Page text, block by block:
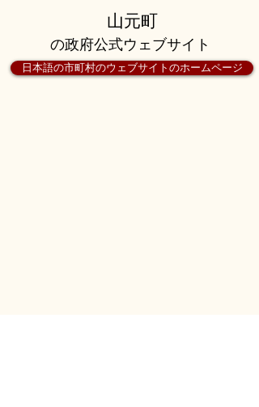
山元町
日本語の市町村のウェブサイトのホームページ
の政府公式ウェブサイト